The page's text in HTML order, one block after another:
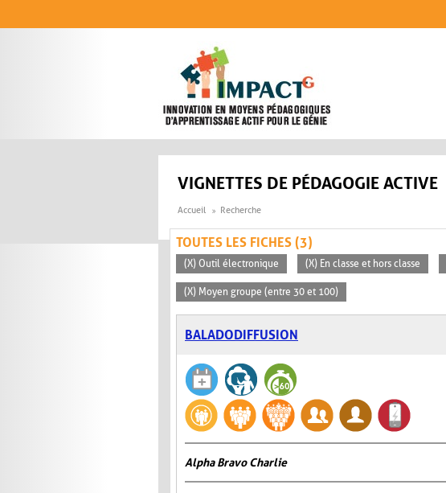
VIGNETTES DE PÉDAGOGIE ACTIVE
Accueil Recherche
TOUTES LES FICHES (3)
(X) Outil électronique (X) En classe et hors classe
(X) Moyen groupe (entre 30 et 100)
BALADODIFFUSION
Alpha Bravo Charlie